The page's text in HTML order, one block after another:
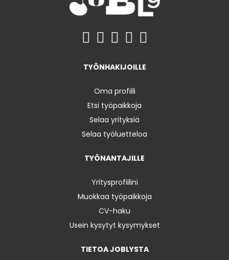
TYÖNHAKIJOILLE
Oma profiili
Etsi työpaikkoja
Selaa yrityksiä
Selaa työluetteloa
TYÖNANTAJILLE
Yritysprofiilini
Muokkaa työpaikkoja
CV-haku
Usein kysytyt kysymykset
TIETOA JOBLYSTA